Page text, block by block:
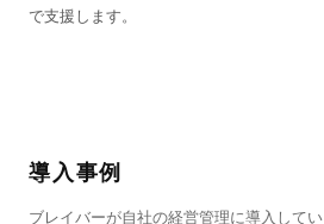
で支援します。
導入事例
ブレイバーが自社の経営管理に導入して